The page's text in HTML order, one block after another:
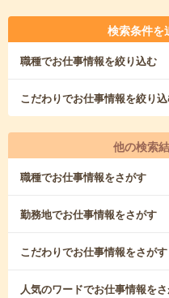
検索条件を
職種でお仕事情報を絞り込む
こだわりでお仕事情報を絞り
他の検索
職種でお仕事情報をさがす
勤務地でお仕事情報をさがす
こだわりでお仕事情報をさがす
人気のワードでお仕事情報を